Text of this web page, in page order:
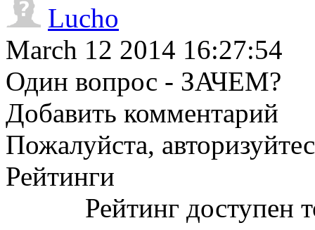
Lucho
March 12 2014 16:27:54
Один вопрос - ЗАЧЕМ?
Добавить комментарий
Пожалуйста,
Рейтинги
Рейтинг доступен